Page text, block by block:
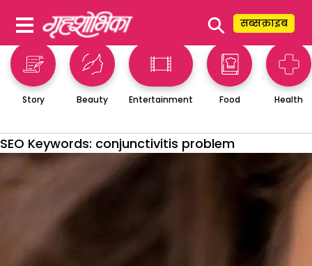
⚲ सब्सक्राइब
Story Beauty Entertainment Food Health
SEO Keywords: conjunctivitis problem